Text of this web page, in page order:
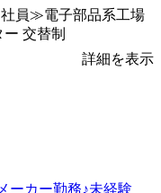
員≫電子部品系工場
交替制
詳細を表示